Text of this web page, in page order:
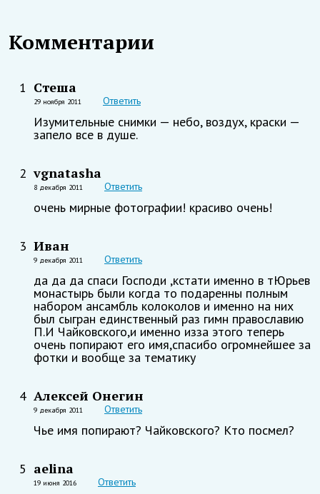
Комментарии
1 Стеша
29 ноября 2011 Ответить
Изумительные снимки — небо, воздух, краски —
запело все в душе.
2 vgnatasha
8 декабря 2011 Ответить
очень мирные фотографии! красиво очень!
3 Иван
9 декабря 2011 Ответить
да да да спаси Господи ,кстати именно в тЮрьев
монастырь были когда то подаренны полным
набором ансамбль колоколов и именно на них
был сыгран единственный раз гимн православию
П.И Чайковского,и именно изза этого теперь
очень попирают его имя,спасибо огромнейшее за
фотки и вообще за тематику
4 Алексей Онегин
9 декабря 2011 Ответить
Чье имя попирают? Чайковского? Кто посмел?
5 aelina
19 июня 2016 Ответить